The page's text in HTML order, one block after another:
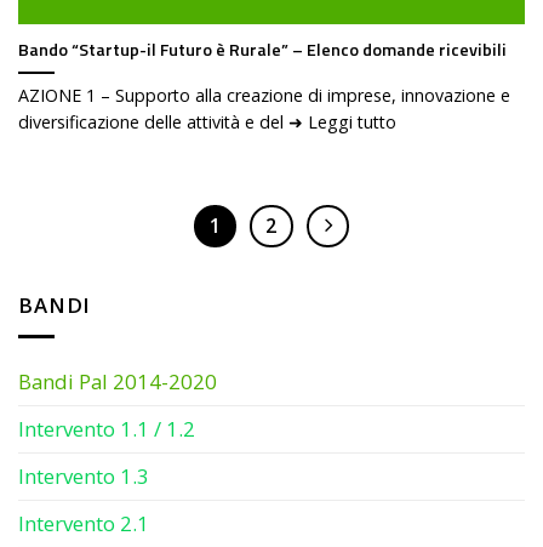
BANDI
Bandi Pal 2014-2020
Intervento 1.1 / 1.2
Intervento 1.3
Intervento 2.1
Bando “Startup-il Futuro è Rurale” – Elenco domande ricevibili
AZIONE 1 – Supporto alla creazione di imprese, innovazione e
diversificazione delle attività e del ➜ Leggi tutto
1 2